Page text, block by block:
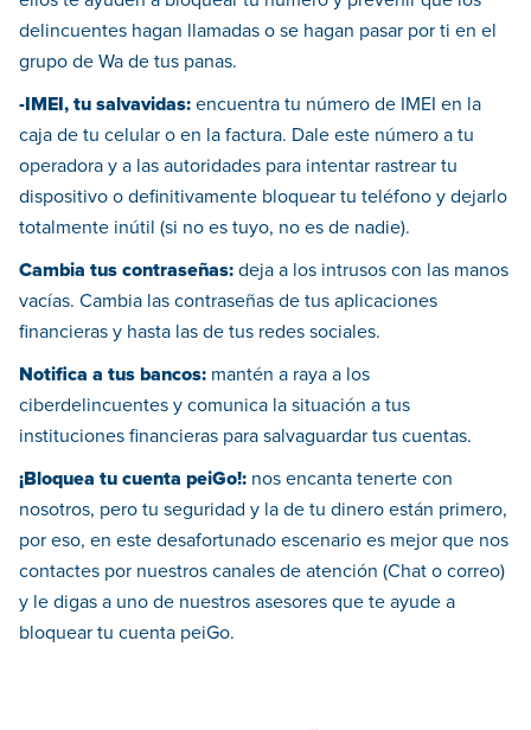
delincuentes hagan llamadas o se hagan pasar por ti en el
grupo de Wa de tus panas.
-IMEI, tu salvavidas: encuentra tu número de IMEI en la
caja de tu celular o en la factura. Dale este número a tu
operadora y a las autoridades para intentar rastrear tu
dispositivo o definitivamente bloquear tu teléfono y dejarlo
totalmente inútil (si no es tuyo, no es de nadie).
Cambia tus contraseñas: deja a los intrusos con las manos
vacías. Cambia las contraseñas de tus aplicaciones
financieras y hasta las de tus redes sociales.
Notifica a tus bancos: mantén a raya a los
ciberdelincuentes y comunica la situación a tus
instituciones financieras para salvaguardar tus cuentas.
¡Bloquea tu cuenta peiGo!: nos encanta tenerte con
nosotros, pero tu seguridad y la de tu dinero están primero,
por eso, en este desafortunado escenario es mejor que nos
contactes por nuestros canales de atención (Chat o correo)
y le digas a uno de nuestros asesores que te ayude a
bloquear tu cuenta peiGo.